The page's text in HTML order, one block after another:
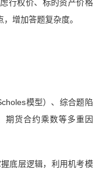
行权价、标的资产价格
增加答题复杂度。
模型）、综合题陷
期货合约乘数等多重因
底层逻辑，利用机考模